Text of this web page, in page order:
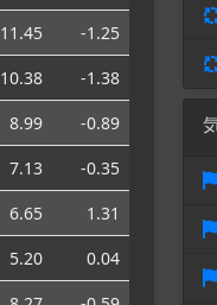
11.45
-1.25
10.38
-1.38
8.99
-0.89
7.13
-0.35
6.65
1.31
5.20
0.04